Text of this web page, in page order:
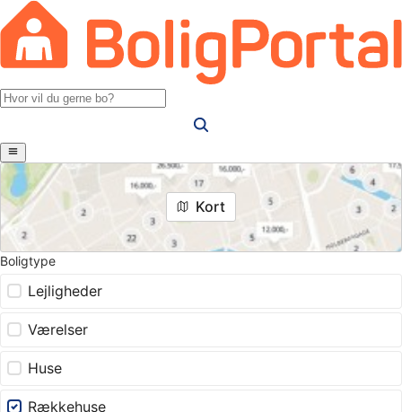
Kort
Boligtype
Lejligheder
Værelser
Huse
Rækkehuse